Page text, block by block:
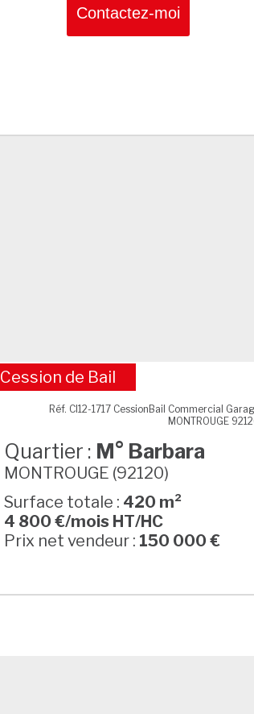
Contactez-moi
M° Barbara
Cession de Bail
Réf. CI12-1717 CessionBail Commercial
MONTROUGE
Quartier : M° Barbara
MONTROUGE (92120)
Surface totale : 420 m²
4 800 €/mois HT/HC
Prix net vendeur : 150 000 €